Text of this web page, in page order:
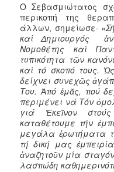
Ο Σεβασμιώτατος
περικοπή της
άλλων, σημείωσε·
καί Δημιουργός
Νομοθέτης καί
τυπικότητα τῶν
καί τό σκοπό τους.
δείχνει συνεχῶς
Του. Ἀπό ἐμᾶς, πού
περιμένει νά Τόν
γιά Ἐκεῖνον
καταθέτουμε τήν
μεγάλα ἐρωτήματα
τή δική μας
ἀναζητοῦν μία
λασπώδη